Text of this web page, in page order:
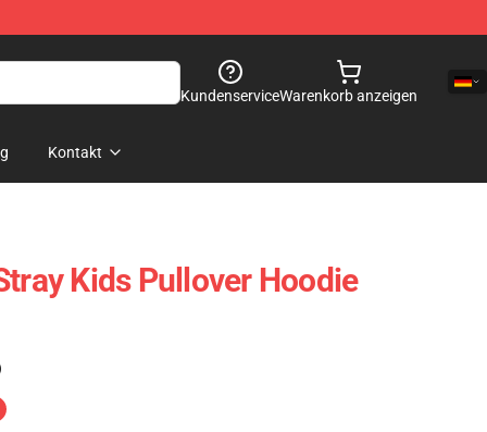
KundenserviceWarenkorb anzeigen
Kontakt
Kids Pullover Hoodie